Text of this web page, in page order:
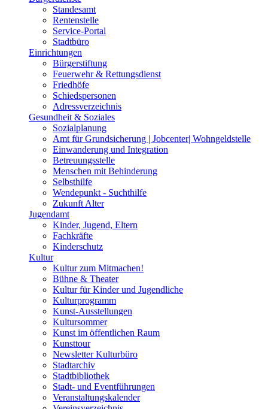
Standesamt
Rentenstelle
Service-Portal
Stadtbüro
Einrichtungen
Bürgerstiftung
Feuerwehr & Rettungsdienst
Friedhöfe
Schiedspersonen
Adressverzeichnis
Gesundheit & Soziales
Sozialplanung
Amt für Grundsicherung | Jobcenter| Wohngeldstelle
Einwanderung und Integration
Betreuungsstelle
Menschen mit Behinderung
Selbsthilfe
Wendepunkt - Suchthilfe
Zukunft Alter
Jugendamt
Kinder, Jugend, Eltern
Fachkräfte
Kinderschutz
Kultur
Kultur zum Mitmachen!
Bühne & Theater
Kultur für Kinder und Jugendliche
Kulturprogramm
Kunst-Ausstellungen
Kultursommer
Kunst im öffentlichen Raum
Kunsttour
Newsletter Kulturbüro
Stadtarchiv
Stadtbibliothek
Stadt- und Eventführungen
Veranstaltungskalender